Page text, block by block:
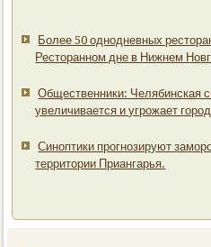
Более 50 однодневных
Ресторанном дне в Нижнем
Общественники: Челябинская
увеличивается и угрожает
Синоптики прогнозируют
территории Приангарья.